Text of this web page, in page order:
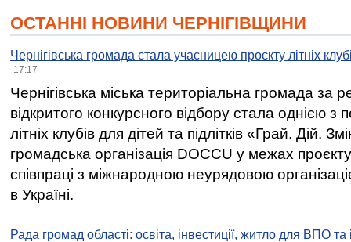
ОСТАННІ НОВИНИ ЧЕРНІГІВЩИНИ
Чернігівська громада стала учасницею проєкту літніх
17:17
Чернігівська міська територіальна громада за
відкритого конкурсного відбору стала однією
літніх клубів для дітей та підлітків «Грай. Дій.
громадська організація DOCCU у межах
співпраці з міжнародною неурядовою
в Україні.
Рада громад області: освіта, інвестиції, житло для ВПО